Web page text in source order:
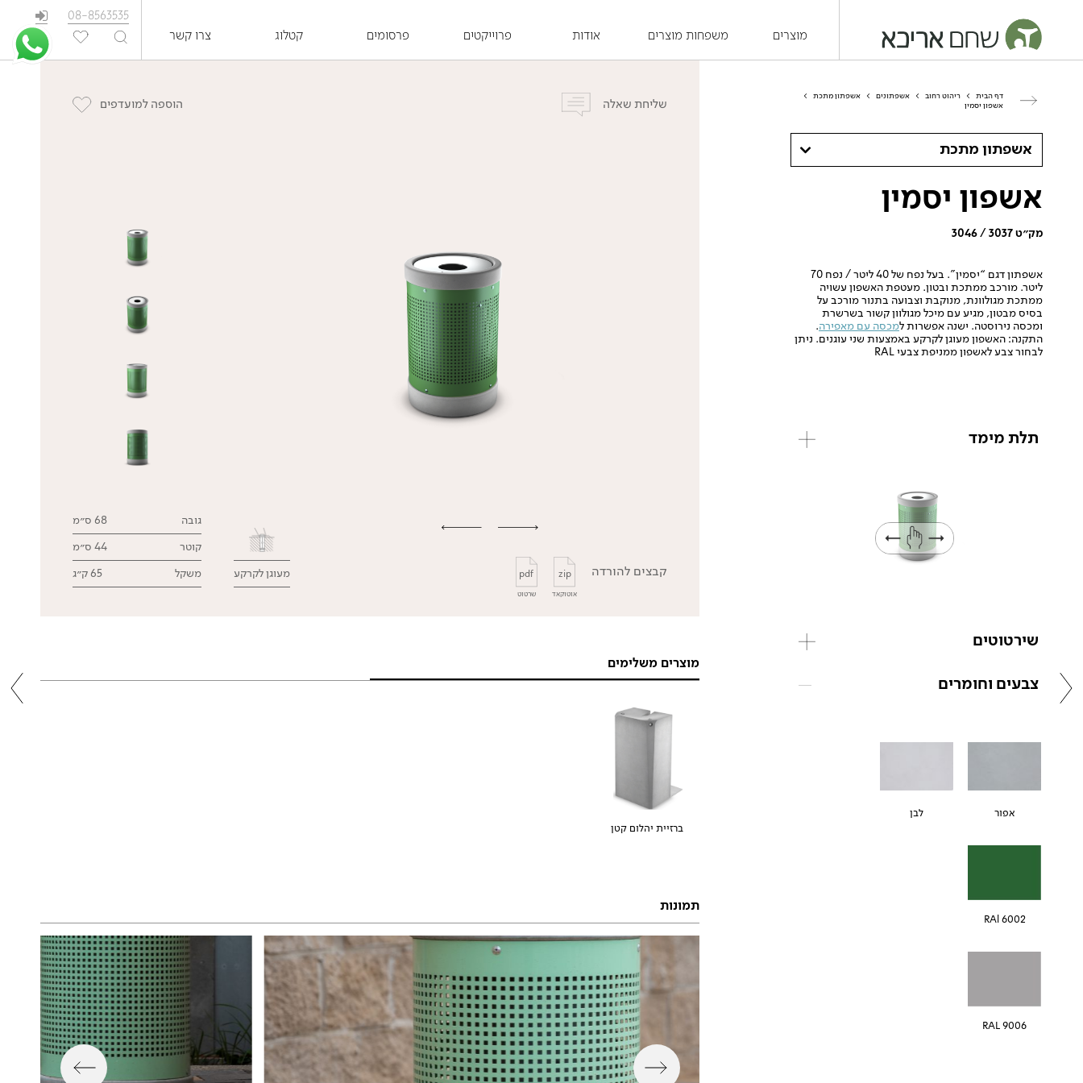
מוצרים משפחות מוצרים אודות פרוייקטים פרסומים קטלוג צרו קשר
08-8563535
EN
דף הבית > ריהוט רחוב > אשפתונים > אשפתון מתכת
>
אשפון יסמין
אשפתון מתכת
אשפון יסמין
מק״ט 3037 / 3046
אשפתון דגם “יסמין”. בעל נפח של 40 ליטר / נפח 70
ליטר. מורכב ממתכת ובטון. מעטפת האשפון עשויה
ממתכת מגולוונת, מנוקבת וצבועה בתנור מורכב על
בסיס מבטון, מגיע עם מיכל מגולוון קשור בשרשרת
ומכסה נירוסטה. ישנה אפשרות למכסה עם מאפירה.
התקנה: האשפון מעוגן לקרקע באמצעות שני עוגנים. ניתן
לבחור צבע לאשפון ממניפת צבעי RAL
תלת מימד
שירטוטים
צבעים וחומרים
אפור לבן
RAl 6002
RAL 9006
שליחת שאלה הוספה למועדפים
קבצים להורדה zip
אוטוקאד
pdf
שרטוט
מעוגן לקרקע
גובה 68 ס״מ
קוטר 44 ס״מ
משקל 65 ק״ג
מוצרים משלימים
ברזיית יהלום קטן
תמונות